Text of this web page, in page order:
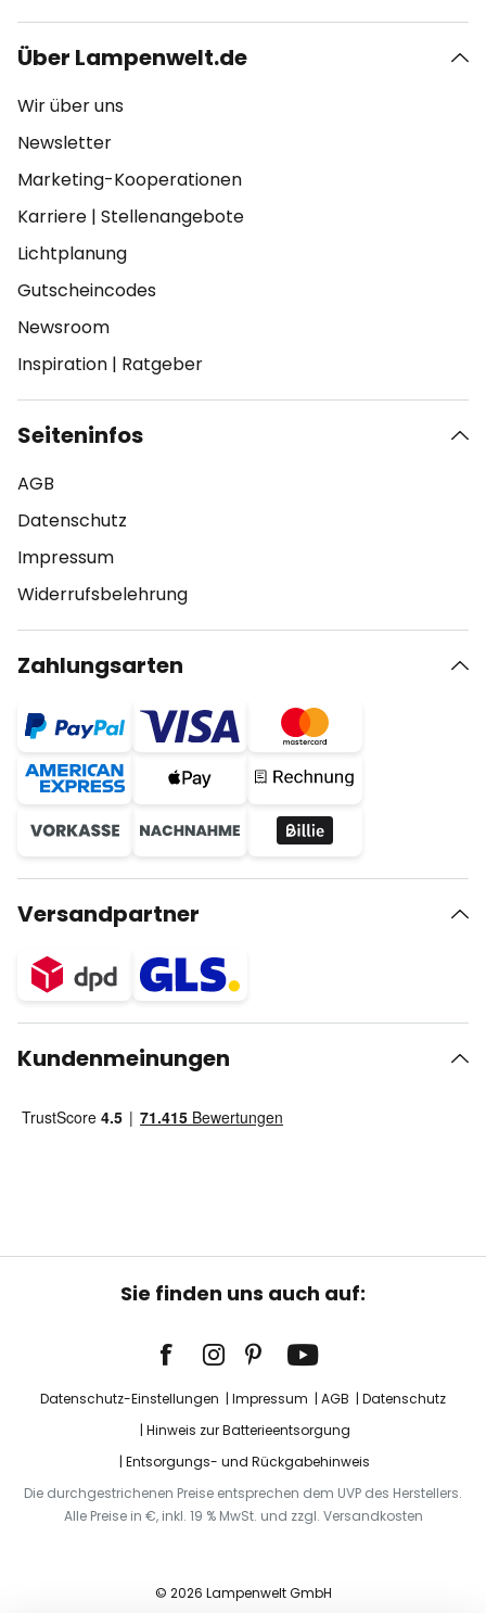
Über Lampenwelt.de
Wir über uns
Newsletter
Marketing-Kooperationen
Karriere | Stellenangebote
Lichtplanung
Gutscheincodes
Newsroom
Inspiration | Ratgeber
Seiteninfos
AGB
Datenschutz
Impressum
Widerrufsbelehrung
Zahlungsarten
Versandpartner
Kundenmeinungen
Sie finden uns auch auf:
Datenschutz-Einstellungen Impressum AGB
Datenschutz
Hinweis zur Batterieentsorgung
Entsorgungs- und Rückgabehinweis
Die durchgestrichenen Preise entsprechen dem UVP des Herstellers.
Alle Preise in €, inkl. 19 % MwSt. und zzgl. Versandkosten
© 2026 Lampenwelt GmbH